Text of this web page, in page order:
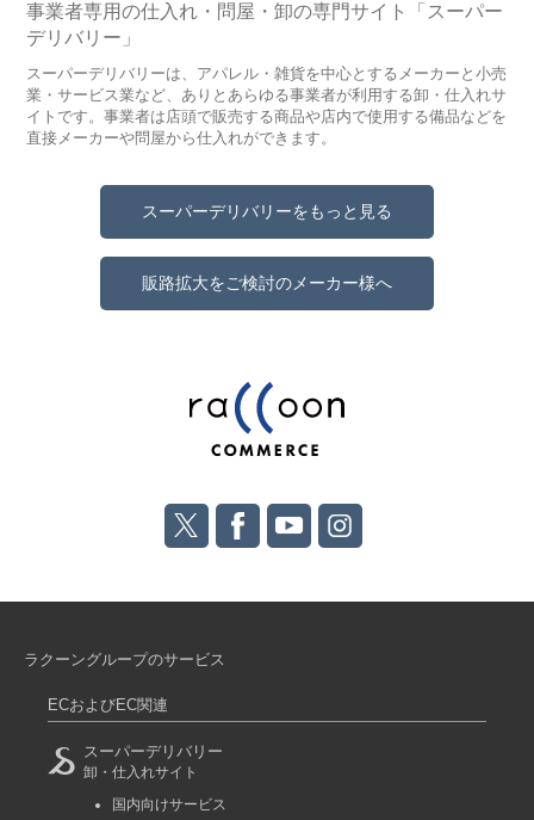
事業者専用の仕入れ・問屋・卸の専門サイト「スーパー
デリバリー」
スーパーデリバリーは、アパレル・雑貨を中心とするメーカーと小売
業・サービス業など、ありとあらゆる事業者が利用する卸・仕入れサ
イトです。事業者は店頭で販売する商品や店内で使用する備品などを
直接メーカーや問屋から仕入れができます。
スーパーデリバリーをもっと見る
販路拡大をご検討のメーカー様へ
ラクーングループのサービス
ECおよびEC関連
スーパーデリバリー
卸・仕入れサイト
国内向けサービス